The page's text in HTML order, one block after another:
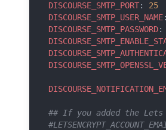
DISCOURSE_SMTP_PORT: 25
DISCOURSE_SMTP_USER_NAME
DISCOURSE_SMTP_PASSWORD:
## If you added the